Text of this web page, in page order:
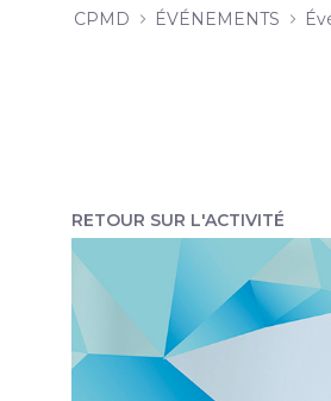
CPMD ÉVÉNEMENTS
RETOUR SUR L'ACTIVITÉ